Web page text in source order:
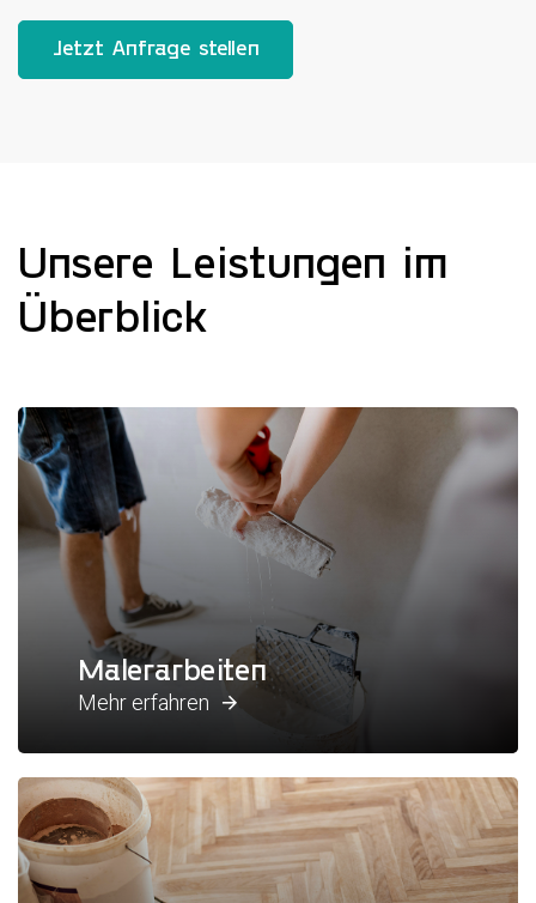
Jetzt Anfrage stellen
Unsere Leistungen im
Überblick
Malerarbeiten
Mehr erfahren